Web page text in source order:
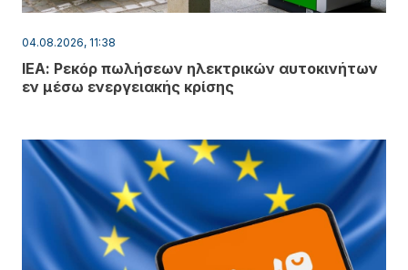
04.08.2026, 11:38
ΙΕΑ: Ρεκόρ πωλήσεων ηλεκτρικών αυτοκινήτων
εν μέσω ενεργειακής κρίσης